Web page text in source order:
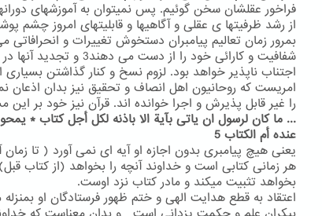
فراخور عقلشان سخن گوئیم. پس نمیتوان به آموزشهای
از رشد ظرفیتها ی عقلی و آگاهیها و قابلیتهای امروز چشم
بمرور زمان تعالیم پیامبران دستخوش تغییرات و
شفافیت و کارائی خود را از
اجتناب ناپذیر خواهد بود. لزوم نسخ و کنار گذاشتن بسیاری
را غیر قابل پذیرش و اجرا خوانده اند. قرآن نیز خود بر این
... ما کان لرسول ان یاتی بآیة الا باذنه لکل أجل کتاب *
عنده أم الکتاب 5
یعنی هیچ پیامبری بدون اجازه او آیه ای نمی آورد ( تا
هر زمانی کتابی است و خداوند آنچه را بخواهد (از کتاب
بخواهد تثبیت میکند و مادر کتاب نزد اوست.
اعتقاد به قطع هدایت الهی و ختم ظهور فرستادگان او